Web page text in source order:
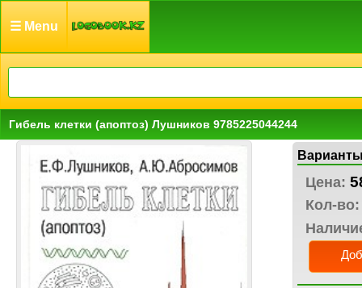
☰ Menu
Гибель клетки (апоптоз) Лушников 9785225044244
Цена:
Кол-во: